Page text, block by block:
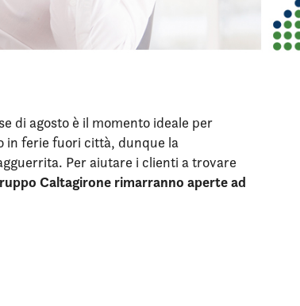
di agosto è il momento ideale per
in ferie fuori città, dunque la
Per aiutare i clienti a trovare
Caltagirone rimarranno aperte ad